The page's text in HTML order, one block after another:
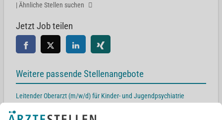
| Ähnliche Stellen suchen
Jetzt Job teilen
Weitere passende Stellenangebote
Leitender Oberarzt (m/w/d) für Kinder- und Jugendpsychiatrie